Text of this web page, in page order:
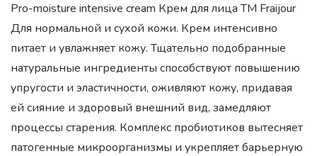
Pro-moisture intensive cream Крем для лица ТМ Fraijour
Для нормальной и сухой кожи. Крем интенсивно
питает и увлажняет кожу. Тщательно подобранные
натуральные ингредиенты способствуют повышению
упругости и эластичности, оживляют кожу, придавая
ей сияние и здоровый внешний вид, замедляют
процессы старения. Комплекс пробиотиков вытесняет
патогенные микроорганизмы и укрепляет барьерную